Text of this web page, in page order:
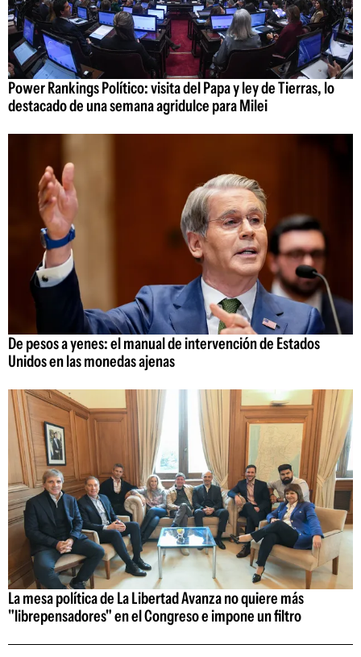
Power Rankings Político: visita del Papa y ley de Tierras, lo
destacado de una semana agridulce para Milei
De pesos a yenes: el manual de intervención de Estados
Unidos en las monedas ajenas
La mesa política de La Libertad Avanza no quiere más
"librepensadores" en el Congreso e impone un filtro